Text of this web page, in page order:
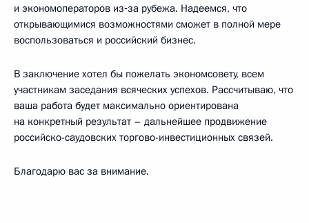
и экономоператоров из‑за рубежа. Надеемся, что
открывающимися возможностями сможет в полной мере
воспользоваться и российский бизнес.
В заключение хотел бы пожелать экономсовету, всем
участникам заседания всяческих успехов. Рассчитываю, что
ваша работа будет максимально ориентирована
на конкретный результат – дальнейшее продвижение
российско-саудовских торгово-инвестиционных связей.
Благодарю вас за внимание.